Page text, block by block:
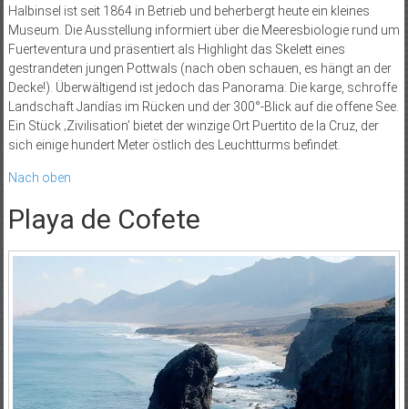
Halbinsel ist seit 1864 in Betrieb und beherbergt heute ein kleines
Museum. Die Ausstellung informiert über die Meeresbiologie rund um
Fuerteventura und präsentiert als Highlight das Skelett eines
gestrandeten jungen Pottwals (nach oben schauen, es hängt an der
Decke!). Überwältigend ist jedoch das Panorama: Die karge, schroffe
Landschaft Jandías im Rücken und der 300°-Blick auf die offene See.
Ein Stück ‚Zivilisation’ bietet der winzige Ort Puertito de la Cruz, der
sich einige hundert Meter östlich des Leuchtturms befindet.
Nach oben
Playa de Cofete